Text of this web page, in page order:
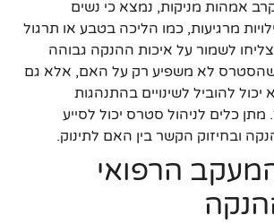
אמהות מניקות, נמצא כי נשים
מרגיעות, כמו הליכה בטבע או תרגול
לשמור על איכות ההנקה גבוהה
שהסטרס לא משפיע רק על האם, אלא גם
יכול להוביל לשינויים בהתנהגות
מתן כלים לניהול סטרס יכול לסייע
ובחיזוק הקשר בין האם לתינוק.
הרפואי